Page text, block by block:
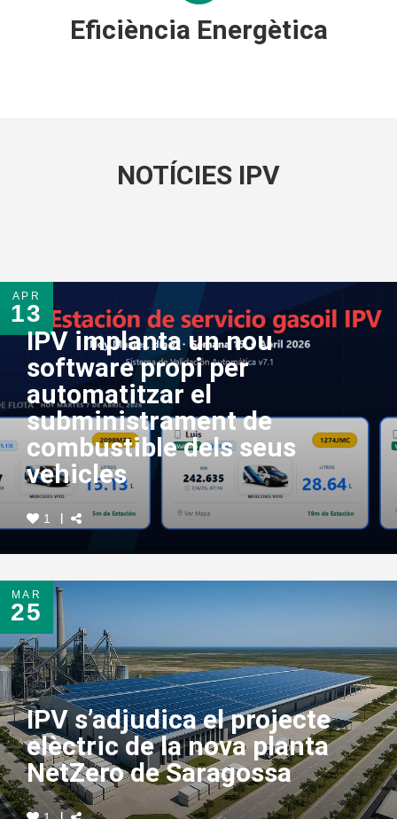
Eficiència Energètica
NOTÍCIES IPV
APR
13
IPV implanta un nou
software propi per
automatitzar el
subministrament de
combustible dels seus
vehicles
1
MAR
25
IPV s’adjudica el projecte
elèctric de la nova planta
NetZero de Saragossa